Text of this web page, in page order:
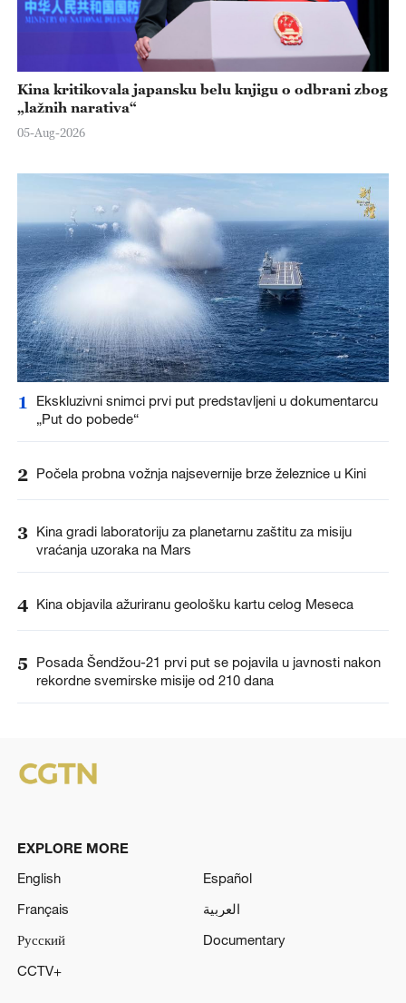
Kina kritikovala japansku belu knjigu o odbrani zbog
„lažnih narativa“
05-Aug-2026
1
Ekskluzivni snimci prvi put predstavljeni u dokumentarcu
„Put do pobede“
2 Počela probna vožnja najsevernije brze železnice u Kini
3 Kina gradi laboratoriju za planetarnu zaštitu za misiju
vraćanja uzoraka na Mars
4 Kina objavila ažuriranu geološku kartu celog Meseca
5
Posada Šendžou-21 prvi put se pojavila u javnosti nakon
rekordne svemirske misije od 210 dana
EXPLORE MORE
English
Español
Français
العربية
Русский
Documentary
CCTV+